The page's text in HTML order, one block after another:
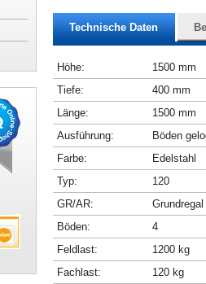
Technische Daten
Höhe:
1500 mm
Tiefe:
400 mm
Länge:
1500 mm
Ausführung:
Böden
Farbe:
Edelstahl
Typ:
120
GR/AR:
Grundregal
Böden:
4
Feldlast:
1200 kg
Fachlast:
120 kg